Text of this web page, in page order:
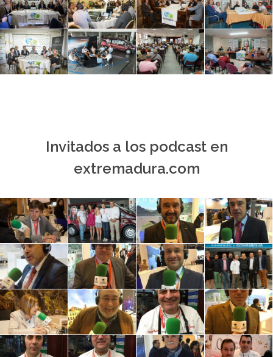
Invitados a los podcast en
extremadura.com